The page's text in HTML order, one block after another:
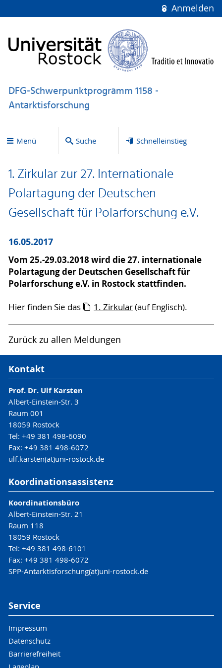
Anmelden
DFG-Schwerpunktprogramm 1158 -
Antarktisforschung
Menü Suche Schnelleinstieg
1. Zirkular zur 27. Internationale
Polartagung der Deutschen
Gesellschaft für Polarforschung e.V.
16.05.2017
Vom 25.-29.03.2018 wird die 27. internationale
Polartagung der Deutschen Gesellschaft für
Polarforschung e.V. in Rostock stattfinden.
Hier finden Sie das 1. Zirkular(auf Englisch).
Zurück zu allen Meldungen
Kontakt
Prof. Dr. Ulf Karsten
Albert-Einstein-Str. 3
Raum 001
18059 Rostock
Tel: +49 381 498-6090
Fax: +49 381 498-6072
ulf.karsten(at)uni-rostock.de
Koordinationsassistenz
Koordinationsbüro
Albert-Einstein-Str. 21
Raum 118
18059 Rostock
Tel: +49 381 498-6101
Fax: +49 381 498-6072
SPP-Antarktisforschung(at)uni-rostock.de
Service
Impressum
Datenschutz
Barrierefreiheit